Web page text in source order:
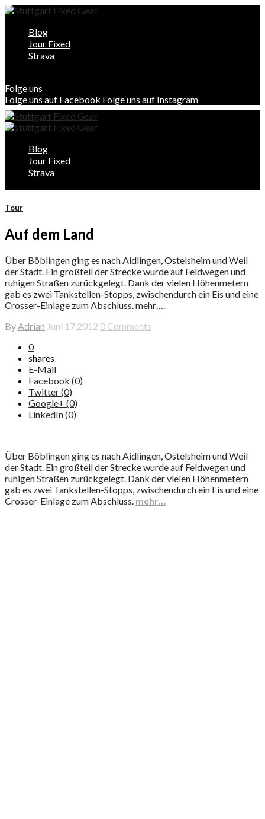
Blog
Jour Fixed
Strava
Folge uns
Folge uns auf Facebook Folge uns auf Instagram
Blog
Jour Fixed
Strava
Tour
Auf dem Land
Über Böblingen ging es nach Aidlingen, Ostelsheim und Weil
der Stadt. Ein großteil der Strecke wurde auf Feldwegen und
ruhigen Straßen zurückgelegt. Dank der vielen Höhenmetern
gab es zwei Tankstellen-Stopps, zwischendurch ein Eis und eine
Crosser-Einlage zum Abschluss. mehr….
ByAdrian Juni 17,2012 0 Comments
0
shares
E-Mail
Facebook (0)
Twitter (0)
Google+ (0)
LinkedIn (0)
Über Böblingen ging es nach Aidlingen, Ostelsheim und Weil
der Stadt. Ein großteil der Strecke wurde auf Feldwegen und
ruhigen Straßen zurückgelegt. Dank der vielen Höhenmetern
gab es zwei Tankstellen-Stopps, zwischendurch ein Eis und eine
Crosser-Einlage zum Abschluss. mehr…